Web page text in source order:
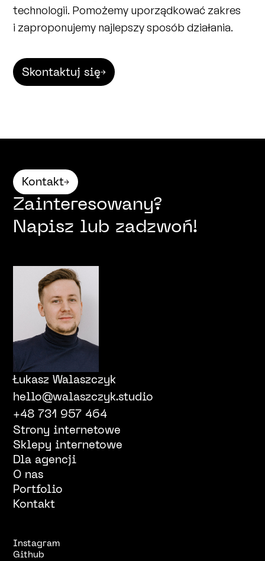
technologii. Pomożemy uporządkować zakres
i zaproponujemy najlepszy sposób działania.
Skontaktuj się
Kontakt
Zainteresowany?
Napisz lub zadzwoń!
Łukasz Walaszczyk
hello@walaszczyk.studio
+48 731 957 464
Strony internetowe
Sklepy internetowe
Dla agencji
O nas
Portfolio
Kontakt
Instagram
Github